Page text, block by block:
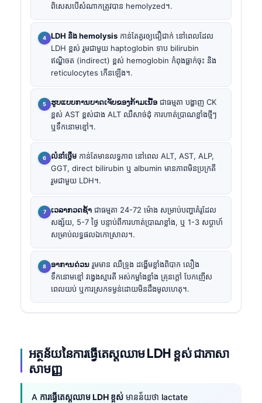
ពិសេសបើសំណាកត្រូវបាន hemolyzed។.
LDH និង hemolysis កាន់តែគួរឲ្យជឿជាក់ នៅពេលដែល
LDH ខ្ពស់ រួមជាមួយ haptoglobin ទាប bilirubin
ឥណ្ឌិចត (indirect) ខ្ពស់ hemoglobin កំពុងធ្លាក់ចុះ និង
reticulocytes កើនឡើង។.
ຮູບແບບການບາດເຈັບຂອງກ້າມເນື້ອ ជាធម្មតា បង្ហាញ CK
ខ្ពស់ AST ខ្ពស់ជាង ALT ឈឺសាច់ដុំ ការហាត់ប្រាណខ្លាំងថ្មីៗ
ឬទឹកនោមខ្មៅ។.
លំនាំថ្លើម កាន់តែមានលទ្ធភាព នៅពេល ALT, AST, ALP,
GGT, direct bilirubin ឬ albumin មានភាពមិនប្រក្រតី
រួមជាមួយ LDH។.
ເວລາກວດຊ້ຳ ជាធម្មតា 24-72 ម៉ោង សម្រាប់បញ្ហាគំរូដែល
សង្ស័យ, 5-7 ថ្ងៃ បន្ទាប់ពីការហាត់ប្រាណខ្លាំង, ឬ 1-3 សប្ដាហ៍
សម្រាប់លទ្ធផលឯកោស្រាល។.
ອາການດ່ວນ រួមមាន ឈឺទ្រូង ដង្ហើមខ្លាំងពិបាក លឿង
ទឹកនោមខ្មៅ វង្វេងស្មារតី អស់កម្លាំងខ្លាំង គ្រុនក្តៅ បែកញើស
ពេលយប់ ឬការស្រកទម្ងន់ដោយមិនដឹងមូលហេតុ។.
អត្ថន័យនៃការធ្វើតេស្តឈាម LDH ខ្ពស់ ជាភាសា
សាមញ្ញ
A ការធ្វើតេស្តឈាម LDH ខ្ពស់ មានន័យថា lactate